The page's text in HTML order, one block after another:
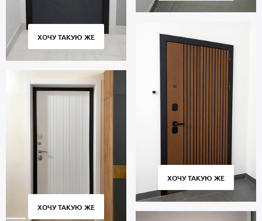
ХОЧУ ТАКУЮ ЖЕ
ХОЧУ ТАКУЮ ЖЕ
ХОЧУ ТАКУЮ ЖЕ